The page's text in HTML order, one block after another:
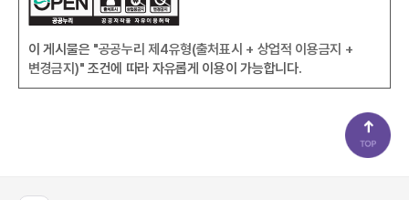
이 게시물은 "공공누리 제4유형(출처표시 + 상업적 이용금지 +
변경금지)" 조건에 따라 자유롭게 이용이 가능합니다.